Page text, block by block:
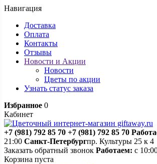
Навигация
Доставка
Оплата
Контакты
Отзывы
Новости и Акции
Новости
Цветы по акции
Узнать статус заказа
Избранное 0
Кабинет
+7 (981) 792 85 70 +7 (981) 792 85 70
21:00 Санкт-Петербургпр. Культуры 25 к 4
Заказать обратный звонок Работаем: с
Корзина пуста